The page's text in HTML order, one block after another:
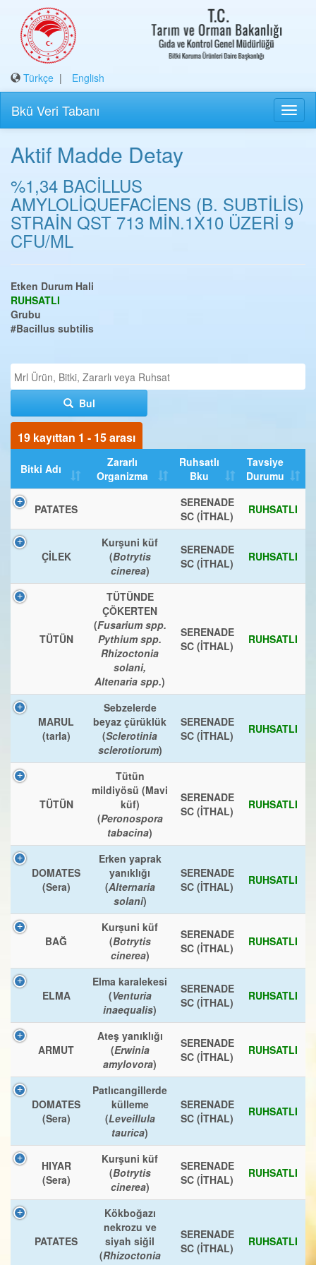
Türkçe | English
Bkü Veri Tabanı
Aktif Madde Detay
%1,34 BACİLLUS
AMYLOLİQUEFACİENS (B. SUBTİLİS)
STRAİN QST 713 MİN.1X10 ÜZERİ 9
CFU/ML
Etken Durum Hali
RUHSATLI
Grubu
#Bacillus subtilis
Bul
19 kayıttan 1 - 15 arası
Bitki Adı
Zararlı
Organizma
Ruhsatlı
Bku
Tavsiye
Durumu
PATATES
SERENADE
SC (İTHAL)
RUHSATLI
ÇİLEK
Kurşuni küf
(Botrytis
cinerea)
SERENADE
SC (İTHAL)
RUHSATLI
TÜTÜN
TÜTÜNDE
ÇÖKERTEN
(Fusarium spp.
Pythium spp.
Rhizoctonia
solani,
Altenaria spp.)
SERENADE
SC (İTHAL)
RUHSATLI
MARUL
(tarla)
Sebzelerde
beyaz çürüklük
(Sclerotinia
sclerotiorum)
SERENADE
SC (İTHAL)
RUHSATLI
TÜTÜN
Tütün
mildiyösü (Mavi
küf)
(Peronospora
tabacina)
SERENADE
SC (İTHAL)
RUHSATLI
DOMATES
(Sera)
Erken yaprak
yanıklığı
(Alternaria
solani)
SERENADE
SC (İTHAL)
RUHSATLI
BAĞ
Kurşuni küf
(Botrytis
cinerea)
SERENADE
SC (İTHAL)
RUHSATLI
ELMA
Elma karalekesi
(Venturia
inaequalis)
SERENADE
SC (İTHAL)
RUHSATLI
ARMUT
Ateş yanıklığı
(Erwinia
amylovora)
SERENADE
SC (İTHAL)
RUHSATLI
DOMATES
(Sera)
Patlıcangillerde
külleme
(Leveillula
taurica)
SERENADE
SC (İTHAL)
RUHSATLI
HIYAR
(Sera)
Kurşuni küf
(Botrytis
cinerea)
SERENADE
SC (İTHAL)
RUHSATLI
PATATES
Kökboğazı
nekrozu ve
siyah siğil
(Rhizoctonia
SERENADE
SC (İTHAL)
RUHSATLI